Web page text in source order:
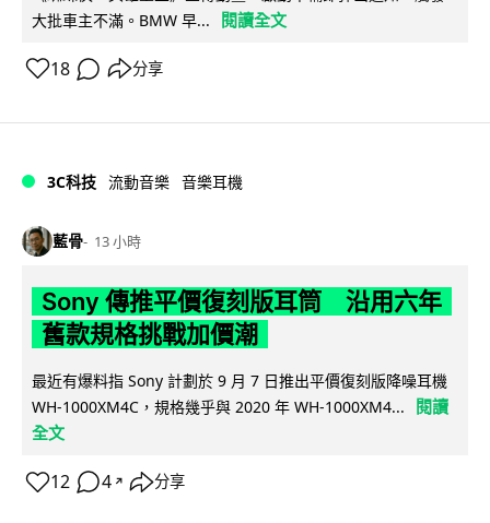
大批車主不滿。BMW 早...
閱讀全文
18 分享
3C科技 流動音樂 音樂耳機
藍骨 13 小時
Sony 傳推平價復刻版耳筒 沿用六年
舊款規格挑戰加價潮
最近有爆料指 Sony 計劃於 9 月 7 日推出平價復刻版降噪耳機
WH-1000XM4C，規格幾乎與 2020 年 WH-1000XM4...
閱讀
全文
12 4 ↗ 分享